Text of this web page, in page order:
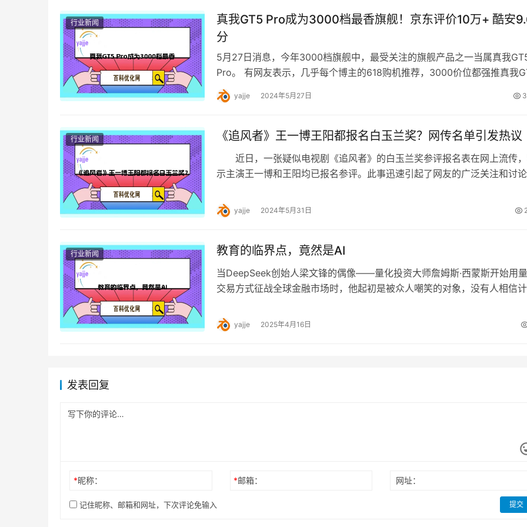
行业新闻
真我GT5 Pro成为3000档最香旗舰！京东评价10万+ 酷安
分
5月27日消息，今年3000档旗舰中，最受关注的旗舰产品之一当属真我
Pro。 有网友表示，几乎每个博主的618购机推荐，3000价位都强推真我
Pro。 目前真我GT…
yajje 2024年5月27日
行业新闻 《追风者》王一博王阳都报名白玉兰奖？网传名单引发热议
近日，一张疑似电视剧《追风者》的白玉兰奖参评报名表在网上流传
示主演王一博和王阳均已报名参评。此事迅速引起了网友的广泛关注和讨论
yajje 2024年5月31日
行业新闻 教育的临界点，竟然是AI
当DeepSeek创始人梁文锋的偶像——量化投资大师詹姆斯·西蒙斯开始用
交易方式征战全球金融市场时，他起初是被众人嘲笑的对象，没有人相信计
yajje 2025年4月16日
发表回复
*昵称： *邮箱： 网址：
记住昵称、邮箱和网址，下次评论免输入 提交